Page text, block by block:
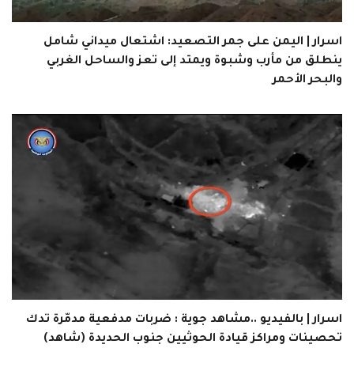
اسرار | اليمن على جمر التصعيد: اشتعال ميداني شامل
ينطلق من مأرب وشبوة ويمتد إلى تعز والساحل الغربي
والبحر الأحمر
اسرار | بالفيديو ..مشاهد جوية : ضربات مدفعية مدمّرة تدك
تحصينات ومراكز قيادة الحوثيين جنوب الحديدة (شاهد)